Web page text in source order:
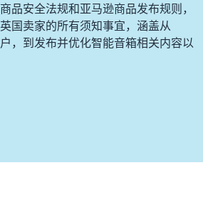
品安全法规和亚马逊商品发布规则，
国卖家的所有须知事宜，涵盖从
，到发布并优化智能音箱相关内容以